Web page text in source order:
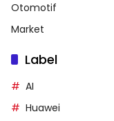
Otomotif
Market
Label
AI
Huawei